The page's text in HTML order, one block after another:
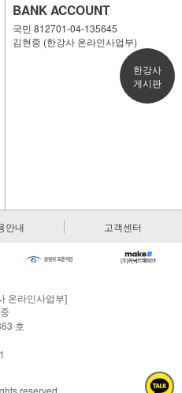
BANK ACCOUNT
국민 812701-04-135645
김현중 (한강사 온라인사업부)
한강사
게시판
안내 고객센터
온라인사업부]
호